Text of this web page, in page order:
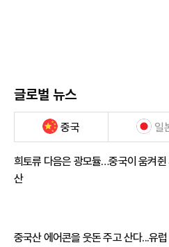
글로벌 뉴스
중국 일
희토류 다음은 광모듈…중국이 움켜쥔
산
중국산 에어콘을 웃돈 주고 산다...유럽